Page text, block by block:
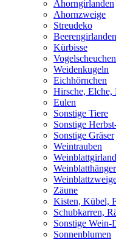
Ahorngirlanden
Ahornzweige
Streudeko
Kürbisse
Vogelscheuchen
Weidenkugeln
Eichhörnchen
Hirsche, Elche,
Eulen
Sonstige Tiere
Sonstige
Sonstige Gräser
Weintrauben
Weinblatthänger
Zäune
Kisten, Kübel,
Schubkarren,
Sonstige Wein-
Sonnenblumen